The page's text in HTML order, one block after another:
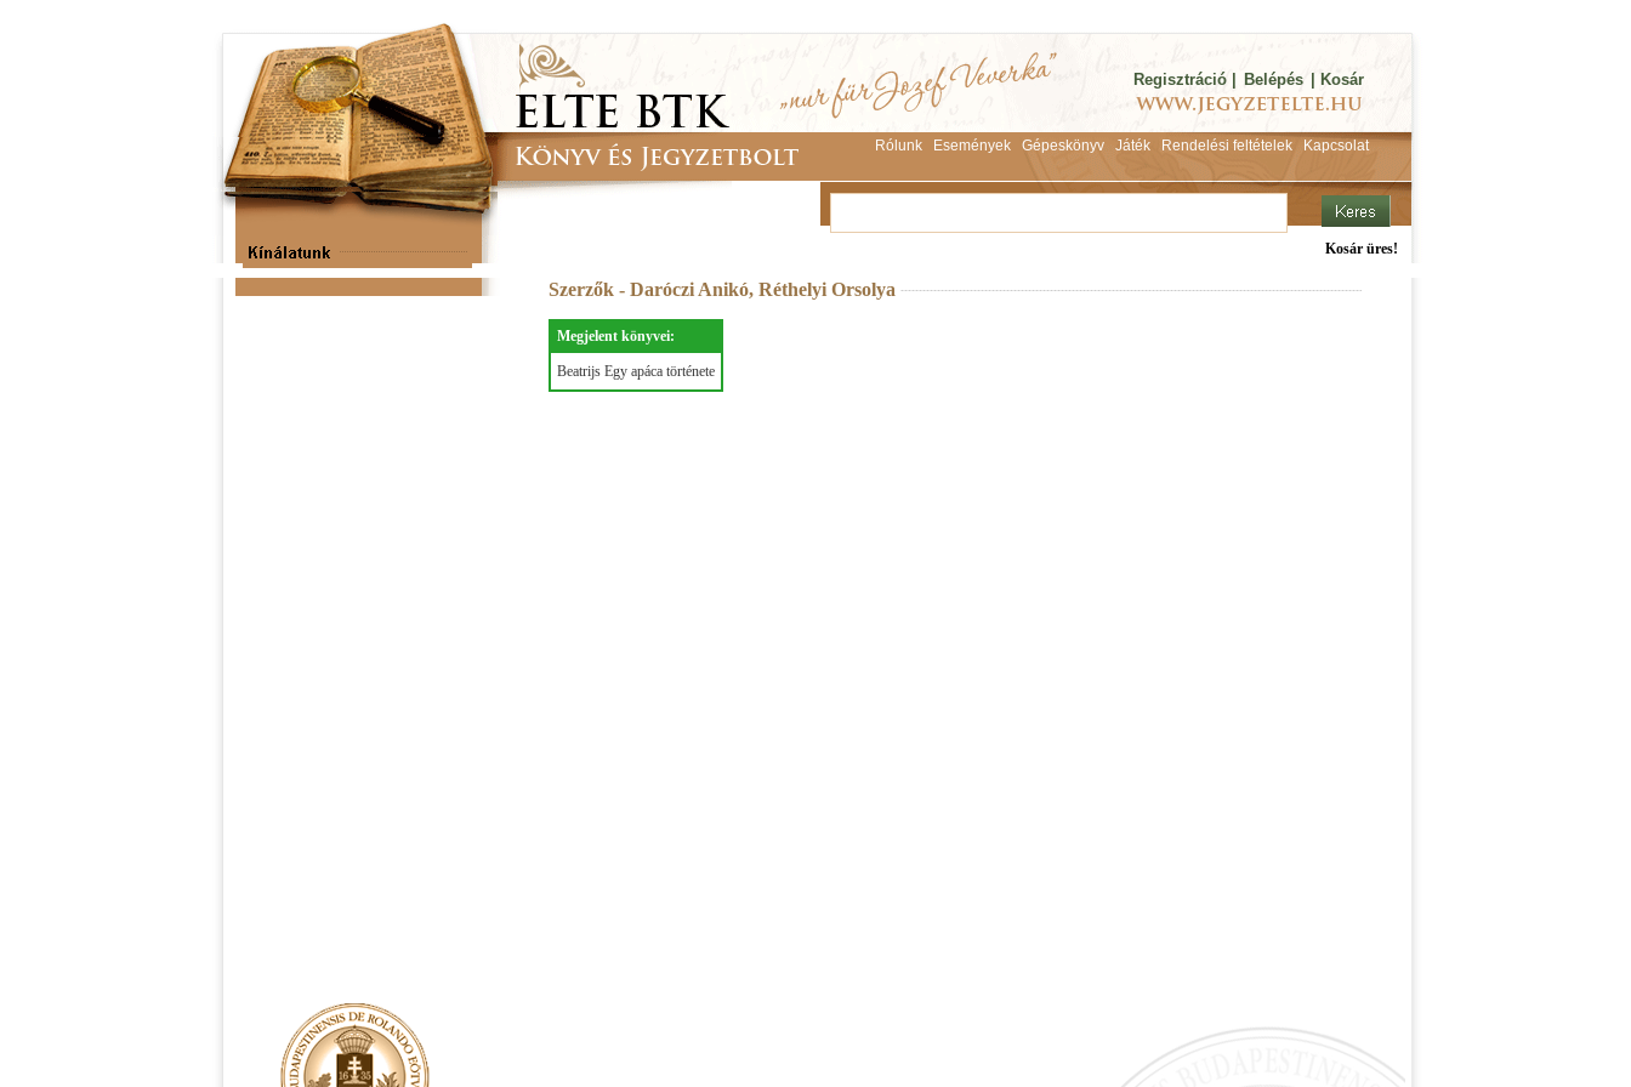
Regisztráció Belépés Kosár
Rólunk Események Gépeskönyv Játék Rendelési feltételek Kapcsolat
Kosár üres!
Szerzők - Daróczi Anikó, Réthelyi Orsolya
Megjelent könyvei:
Beatrijs Egy apáca története